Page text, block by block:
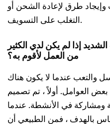
طرق لإعادة الشحن أو
التغلب على التسويف.
إذا لم يكن لدي الكثير
من العمل لأقوم به؟
والتعب عندما لا يكون هناك
بعض العوامل. أولاً ، تم تصميم
ومشاركة في الأنشطة. عندما
بالهدف ، فمن الطبيعي أن